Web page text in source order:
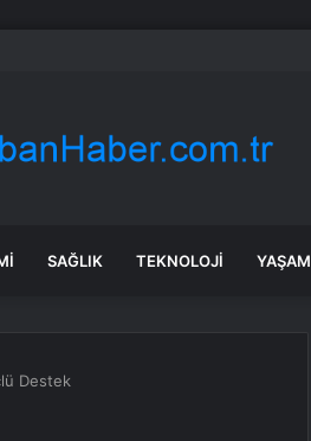
başkanlarına tepki
SAĞLIK TEKNOLOJI YAŞAM
Destek